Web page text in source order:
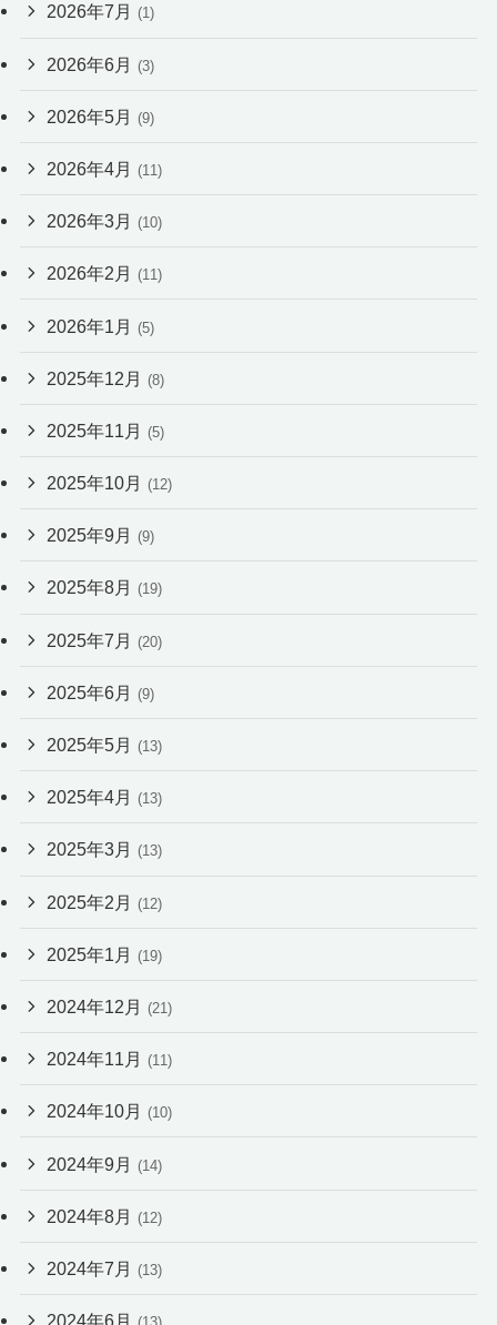
2026年7月 (1)
2026年6月 (3)
2026年5月 (9)
2026年4月 (11)
2026年3月 (10)
2026年2月 (11)
2026年1月 (5)
2025年12月 (8)
2025年11月 (5)
2025年10月 (12)
2025年9月 (9)
2025年8月 (19)
2025年7月 (20)
2025年6月 (9)
2025年5月 (13)
2025年4月 (13)
2025年3月 (13)
2025年2月 (12)
2025年1月 (19)
2024年12月 (21)
2024年11月 (11)
2024年10月 (10)
2024年9月 (14)
2024年8月 (12)
2024年7月 (13)
2024年6月